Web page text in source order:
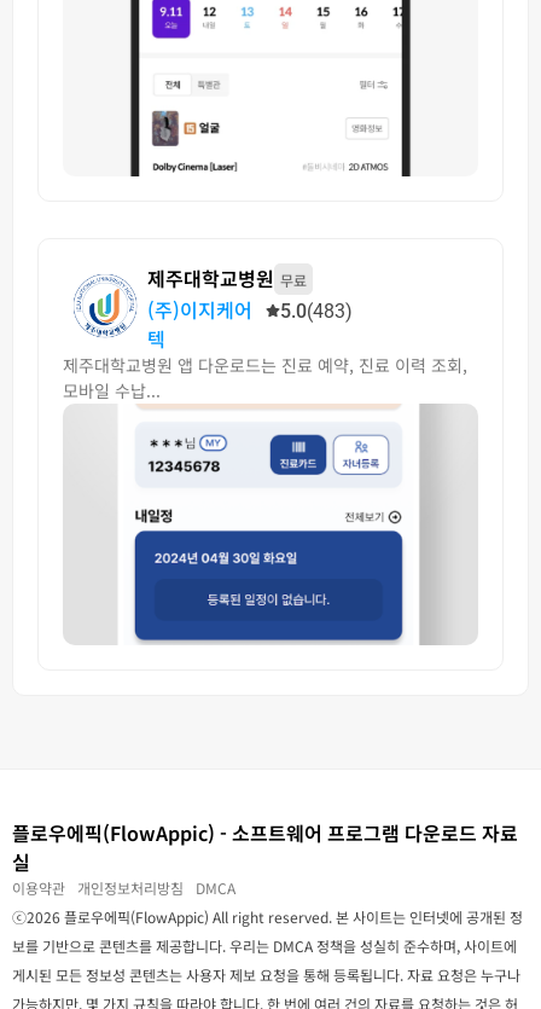
제주대학교병원 무료
(주)이지케어
텍
5.0(483)
제주대학교병원 앱 다운로드는 진료 예약, 진료 이력 조회,
모바일 수납...
플로우에픽(FlowAppic) - 소프트웨어 프로그램 다운로드 자료
실
이용약관 개인정보처리방침
DMCA
ⓒ2026 플로우에픽(FlowAppic) All right reserved. 본 사이트는 인터넷에 공개된 정
보를 기반으로 콘텐츠를 제공합니다. 우리는 DMCA 정책을 성실히 준수하며, 사이트에
게시된 모든 정보성 콘텐츠는 사용자 제보 요청을 통해 등록됩니다. 자료 요청은 누구나
가능하지만, 몇 가지 규칙을 따라야 합니다. 한 번에 여러 건의 자료를 요청하는 것은 허